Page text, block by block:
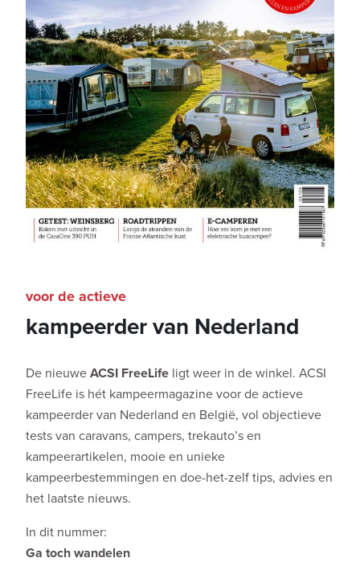
kampeerder van Nederland
voor de actieve
De nieuwe ACSI FreeLife ligt weer in de winkel. ACSI
FreeLife is hét kampeermagazine voor de actieve
kampeerder van Nederland en België, vol objectieve
tests van caravans, campers, trekauto’s en
kampeerartikelen, mooie en unieke
kampeerbestemmingen en doe-het-zelf tips, advies en
het laatste nieuws.
In dit nummer:
Ga toch wandelen